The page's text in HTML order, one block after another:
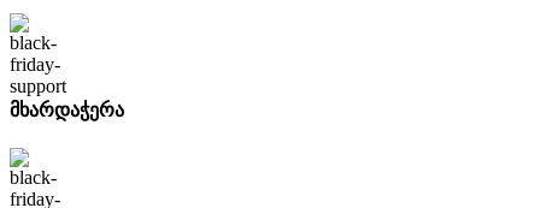
მხარდაჭერა